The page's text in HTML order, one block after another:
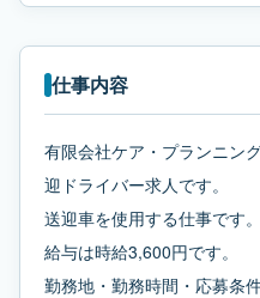
仕事内容
有限会社ケア・プランニン
迎ドライバー求人です。
送迎車を使用する仕事です。
給与は時給3,600円です。
勤務地・勤務時間・応募条